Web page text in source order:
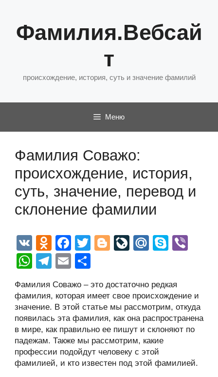
содержимому
Фамилия.Вебсай
т
происхождение, история, суть и значение фамилий
Меню
Фамилия Соважо:
происхождение, история,
суть, значение, перевод и
склонение фамилии
V
K
O
d
n
o
kl
a
ss
ni
ki
F
a
c
e
b
o
o
k
T
er
Bl
g
er
Li
J
o
ur
n
al
M
u
S
e
W
at
s
A
p
p
T
e
gr
a
m
E
ail р
а
в
и
ть
Фамилия Соважо – это достаточно редкая
фамилия, которая имеет свое происхождение и
значение. В этой статье мы рассмотрим, откуда
появилась эта фамилия, как она распространена
в мире, как правильно ее пишут и склоняют по
падежам. Также мы рассмотрим, какие
профессии подойдут человеку с этой
фамилией, и кто известен под этой фамилией.